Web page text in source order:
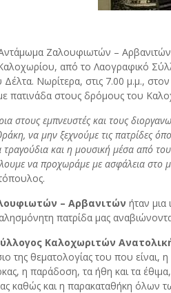
Ζαλουφιωτών –
από το Λαογραφικό
Νωρίτερα, στις 7.00 μ.μ.,
πατινάδα στους δρόμους του
στους εμπνευστές και τους
να μην ξεχνούμε τις πατρίδες
και η μουσική μέσα από
να προχωράμε με ασφάλεια στο
– Αρβανιτών ήταν
πατρίδα μας
Καλοχωριτών
της θεματολογίας του που
η παράδοση, τα ήθη και τα
καθώς και η παρακαταθήκη όλων